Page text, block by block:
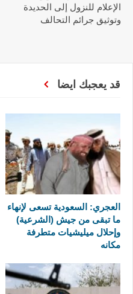
الإعلام للنزول إلى الحديدة
وتوثيق جرائم التحالف
قد يعجبك ايضا
العجري: السعودية تسعى لإنهاء
ما تبقى من جيش (الشرعية)
وإحلال ميليشيات متطرفة
مكانه